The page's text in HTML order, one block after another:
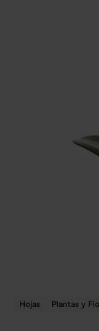
Hojas Plantas y